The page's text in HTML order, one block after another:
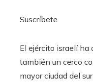
Suscríbete
El ejército israelí ha
también un cerco
mayor ciudad del